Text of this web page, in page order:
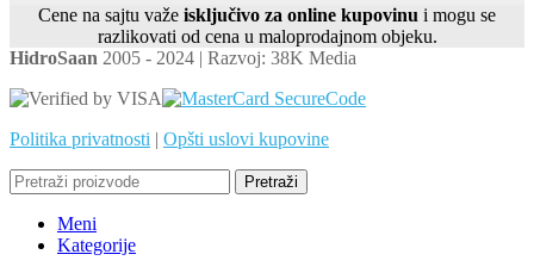
Cene na sajtu važe isključivo za online kupovinu i mogu se
razlikovati od cena u maloprodajnom objeku.
HidroSaan 2005 - 2024 | Razvoj: 38K Media
Politika privatnosti | Opšti uslovi kupovine
Pretraži
Meni
Kategorije